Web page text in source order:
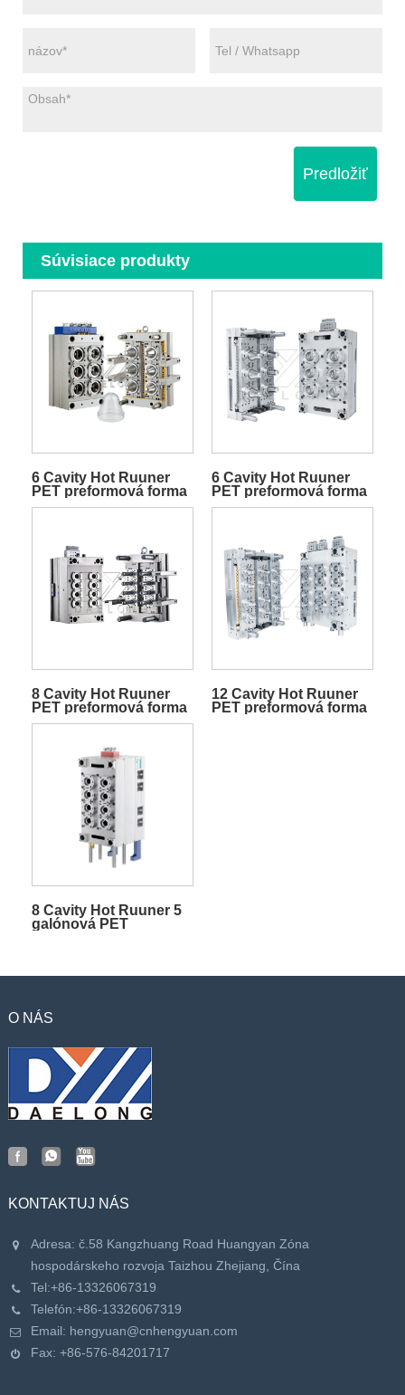
Predložiť
Súvisiace produkty
6 Cavity Hot Ruuner
PET preformová forma
6 Cavity Hot Ruuner
PET preformová forma
8 Cavity Hot Ruuner
PET preformová forma
12 Cavity Hot Ruuner
PET preformová forma
8 Cavity Hot Ruuner 5
galónová PET
O NÁS
KONTAKTUJ NÁS
Adresa: č.58 Kangzhuang Road Huangyan Zóna
hospodárskeho rozvoja Taizhou Zhejiang, Čína
Tel:+86-13326067319
Telefón:+86-13326067319
Email: hengyuan@cnhengyuan.com
Fax: +86-576-84201717